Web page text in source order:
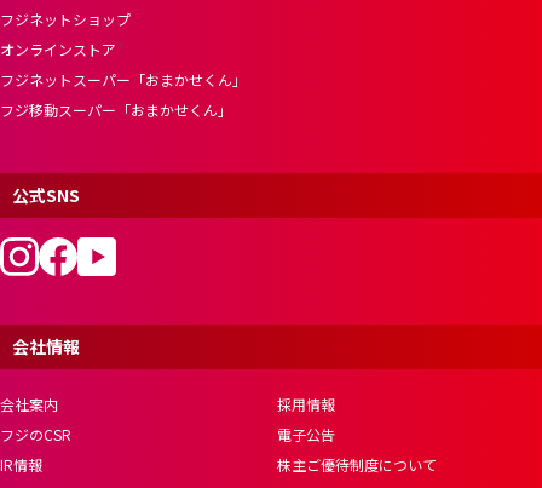
フジネットショップ
オンラインストア
フジネットスーパー「おまかせくん」
フジ移動スーパー「おまかせくん」
公式SNS
会社情報
会社案内
採用情報
フジのCSR
電子公告
IR情報
株主ご優待制度について